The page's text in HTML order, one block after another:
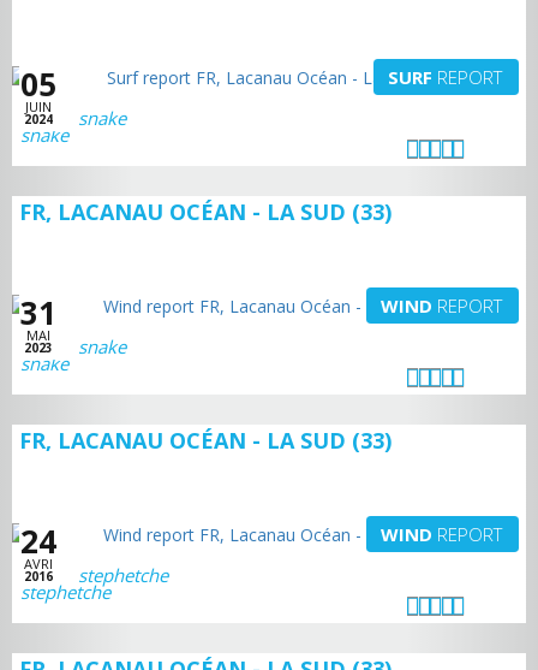
05
JUIN
2024
SURF REPORT
snake
FR, LACANAU OCÉAN - LA SUD (33)
31
MAI
2023
WIND REPORT
snake
FR, LACANAU OCÉAN - LA SUD (33)
24
AVRI
2016
WIND REPORT
stephetche